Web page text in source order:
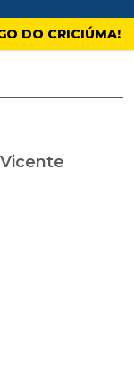
DO CRICIÚMA!